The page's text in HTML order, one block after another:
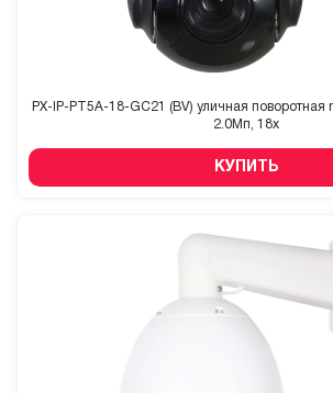
PX-IP-PT5A-18-GC21 (BV) уличная поворотная
2.0Мп, 18x
КУПИТЬ